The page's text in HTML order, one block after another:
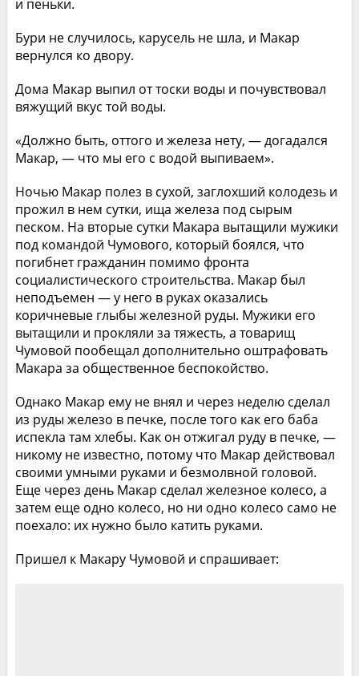
и пеньки.
Бури не случилось, карусель не шла, и Макар
вернулся ко двору.
Дома Макар выпил от тоски воды и почувствовал
вяжущий вкус той воды.
«Должно быть, оттого и железа нету, — догадался
Макар, — что мы его с водой выпиваем».
Ночью Макар полез в сухой, заглохший колодезь и
прожил в нем сутки, ища железа под сырым
песком. На вторые сутки Макара вытащили мужики
под командой Чумового, который боялся, что
погибнет гражданин помимо фронта
социалистического строительства. Макар был
неподъемен — у него в руках оказались
коричневые глыбы железной руды. Мужики его
вытащили и прокляли за тяжесть, а товарищ
Чумовой пообещал дополнительно оштрафовать
Макара за общественное беспокойство.
Однако Макар ему не внял и через неделю сделал
из руды железо в печке, после того как его баба
испекла там хлебы. Как он отжигал руду в печке, —
никому не известно, потому что Макар действовал
своими умными руками и безмолвной головой.
Еще через день Макар сделал железное колесо, а
затем еще одно колесо, но ни одно колесо само не
поехало: их нужно было катить руками.
Пришел к Макару Чумовой и спрашивает: